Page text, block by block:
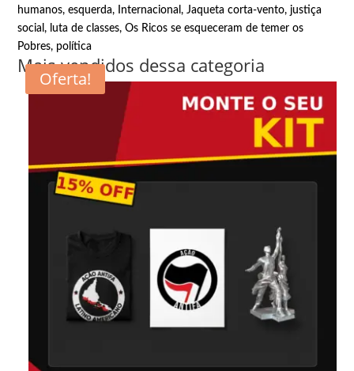
humanos,esquerda, Internacional, Jaqueta corta-vento,justiça
social, luta de classes,Os Ricos se esqueceram de temer os
Pobres, política
Mais vendidos dessa categoria
Oferta!